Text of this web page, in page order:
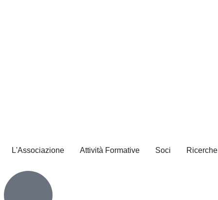
L'Associazione Attività Formative Soci Ricerche